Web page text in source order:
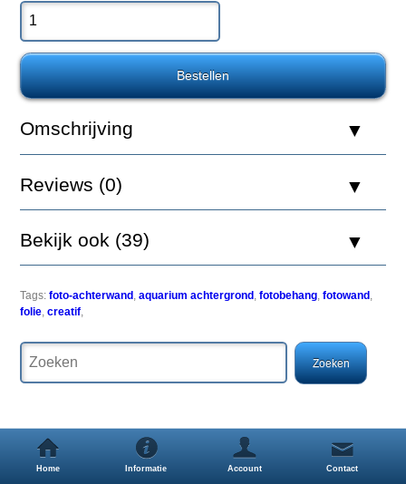
Aquatic
Nature
Achterwand
x
Een
simpele
zeer
effectieve
uitstraling
Omschrijving
Reviews (0)
Bekijk ook (39)
Tags: foto-achterwand ,aquarium achtergrond ,fotobehang,fotowand ,
folie,creatif,
Home Informatie Account Contact